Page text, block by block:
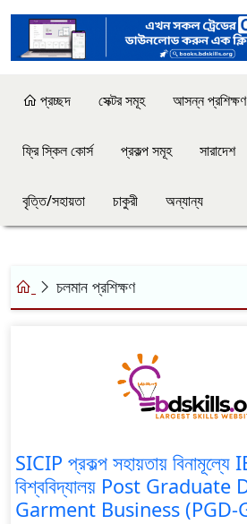
প্রচ্ছদ সেক্টর সমূহ আসন্ন প্রশিক্ষণ
ফ্রি স্কিল কোর্স প্রকল্প সমূহ সারাদেশ
বৃত্তি/সহায়তা চাকুরী অন্যান্য
চলমান প্রশিক্ষণ
SICIP প্রকল্প সহায়তায় বিনামূল্যে
বিশ্ববিদ্যালয় Post
Garment Business (PGD-